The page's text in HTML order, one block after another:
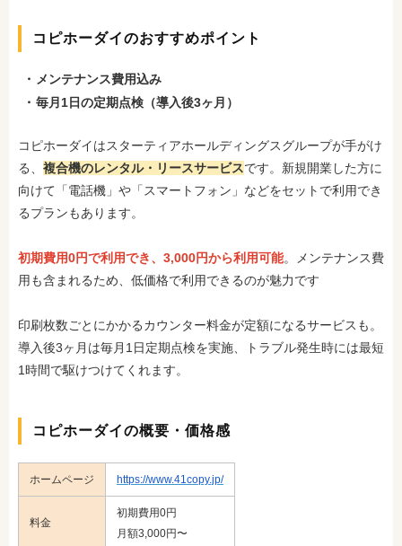
コピホーダイのおすすめポイント
メンテナンス費用込み
毎月1日の定期点検（導入後3ヶ月）
コピホーダイはスターティアホールディングスグループが手がけ
る、 複合機のレンタル・リースサービスです。新規開業した方に
向けて「電話機」や「スマートフォン」などをセットで利用でき
るプランもあります。
初期費用0円で利用でき、3,000円から利用可能。メンテナンス費
用も含まれるため、低価格で利用できるのが魅力です
印刷枚数ごとにかかるカウンター料金が定額になるサービスも。
導入後3ヶ月は毎月1日定期点検を実施、トラブル発生時には最短
1時間で駆けつけてくれます。
コピホーダイの概要・価格感
ホームページ https://www.41copy.jp/
料金
初期費用0円
月額3,000円〜